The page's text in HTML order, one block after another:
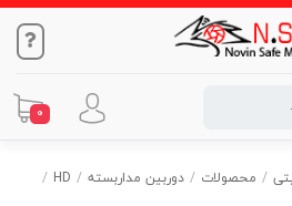
0
/ محصولات / دوربین مداربسته /
HD
/